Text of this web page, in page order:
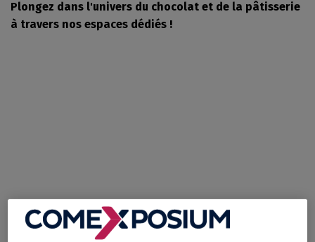
Plongez dans l'univers du chocolat et de la pâtisserie
à travers nos espaces dédiés !